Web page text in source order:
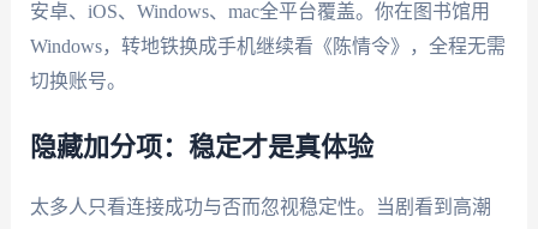
安卓、iOS、Windows、mac全平台覆盖。你在图书馆用
Windows，转地铁换成手机继续看《陈情令》，全程无需
切换账号。
隐藏加分项：稳定才是真体验
太多人只看连接成功与否而忽视稳定性。当剧看到高潮